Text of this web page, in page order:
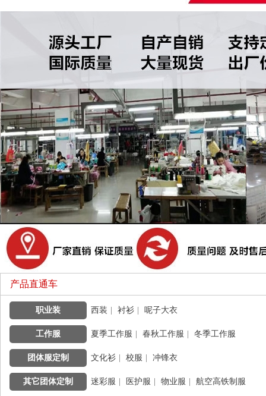
产品直通车
职业装 西装 | 衬衫 | 呢子大衣
工作服 夏季工作服 | 春秋工作服 | 冬季工作服
团体服定制 文化衫 | 校服 | 冲锋衣
其它团体定制 迷彩服 | 医护服 | 物业服 | 航空高铁制服